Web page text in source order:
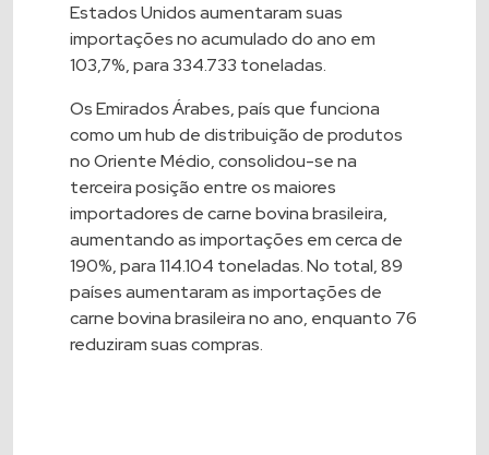
Estados Unidos aumentaram suas
importações no acumulado do ano em
103,7%, para 334.733 toneladas.
Os Emirados Árabes, país que funciona
como um hub de distribuição de produtos
no Oriente Médio, consolidou-se na
terceira posição entre os maiores
importadores de carne bovina brasileira,
aumentando as importações em cerca de
190%, para 114.104 toneladas. No total, 89
países aumentaram as importações de
carne bovina brasileira no ano, enquanto 76
reduziram suas compras.